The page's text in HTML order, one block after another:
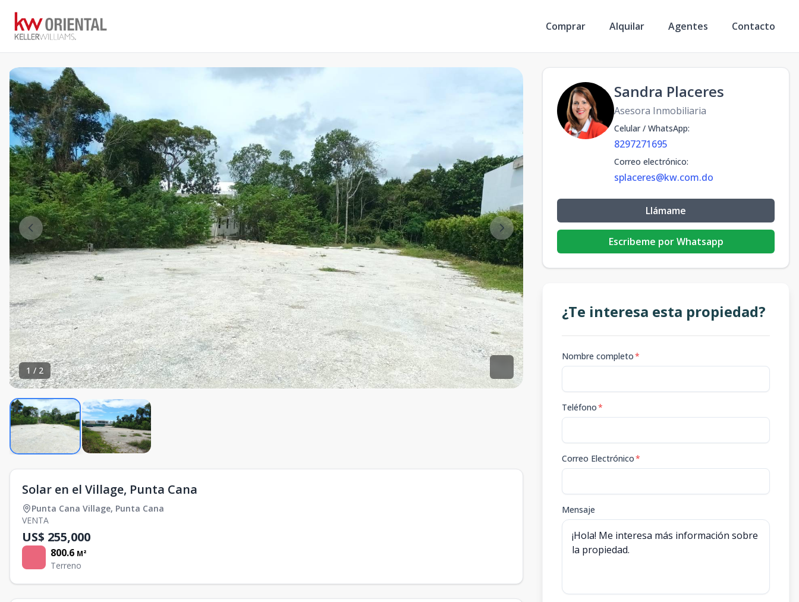
Comprar Alquilar Agentes Contacto
1 / 2
Solar en el Village, Punta Cana
Punta Cana Village, Punta Cana
VENTA
US$ 255,000
800.6 M²
Terreno
Sandra Placeres
Asesora Inmobiliaria
Celular / WhatsApp:
8297271695
Correo electrónico:
splaceres@kw.com.do
Llámame
Escribeme por Whatsapp
¿Te interesa esta propiedad?
Nombre completo*
Teléfono*
Correo Electrónico*
Mensaje